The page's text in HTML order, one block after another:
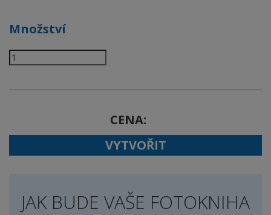
Množství
CENA
VYTVOŘIT
JAK BUDE VAŠE FOTOKNIHA